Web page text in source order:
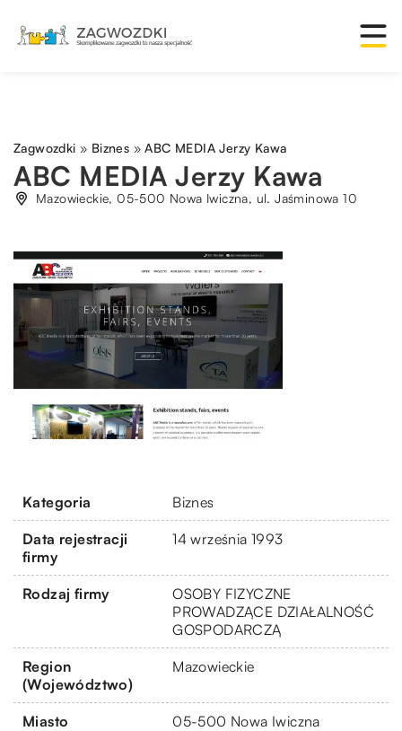
Zagwozdki » Biznes »ABC MEDIA Jerzy Kawa
ABC MEDIA Jerzy Kawa
Mazowieckie, 05-500 Nowa Iwiczna, ul. Jaśminowa 10
Kategoria Biznes
Data rejestracji
firmy
14 września 1993
Rodzaj firmy
OSOBY FIZYCZNE
PROWADZĄCE DZIAŁALNOŚĆ
GOSPODARCZĄ
Region
(Województwo)
Mazowieckie
Miasto 05-500 Nowa Iwiczna